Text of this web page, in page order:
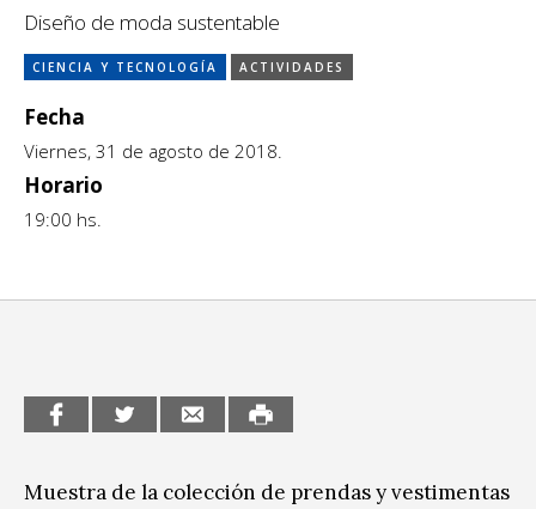
CCE en el interior/libros
Espacio itinerante de lectura infantil
Escénicas
Exposiciones
Formación
Género y Diversidad
Infantil y Juvenil
Sin categoría
Diseño de moda sustentable
CIENCIA Y TECNOLOGÍA ACTIVIDADES
Fecha
Viernes, 31 de agosto de 2018.
Horario
19:00 hs.
Muestra de la colección de prendas y vestimentas